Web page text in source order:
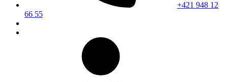
+421 948 12
66 55